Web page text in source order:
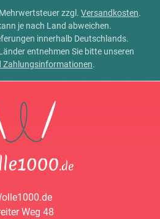
zzgl. Versandkosten.
je nach Land abweichen.
innerhalb Deutschlands.
entnehmen Sie bitte unseren
Zahlungsinformationen.
Weg 48